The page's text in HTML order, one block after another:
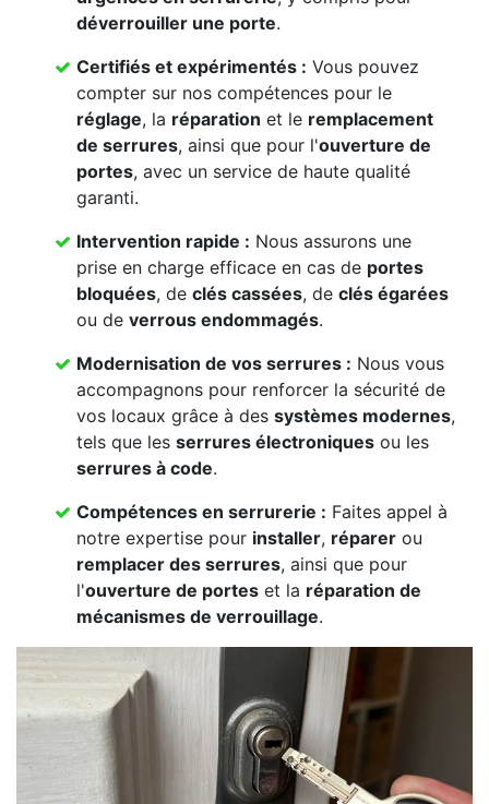
déverrouiller une porte.
Certifiés et expérimentés : Vous pouvez
compter sur nos compétences pour le
réglage, la réparation et le remplacement
de serrures, ainsi que pour l'ouverture de
portes, avec un service de haute qualité
garanti.
Intervention rapide : Nous assurons une
prise en charge efficace en cas de portes
bloquées, de clés cassées, de clés égarées
ou de verrous endommagés.
Modernisation de vos serrures : Nous vous
accompagnons pour renforcer la sécurité de
vos locaux grâce à des systèmes modernes,
tels que les serrures électroniques ou les
serrures à code.
Compétences en serrurerie : Faites appel à
notre expertise pour installer, réparer ou
remplacer des serrures, ainsi que pour
l'ouverture de portes et la réparation de
mécanismes de verrouillage.